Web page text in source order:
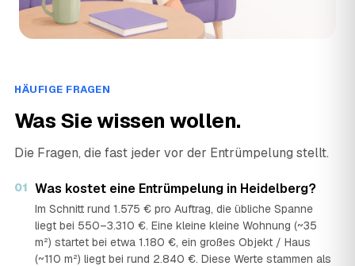
HÄUFIGE FRAGEN
Was Sie wissen wollen.
Die Fragen, die fast jeder vor der Entrümpelung stellt.
01 Was kostet eine Entrümpelung in Heidelberg?
Im Schnitt rund 1.575 € pro Auftrag, die übliche Spanne
liegt bei 550–3.310 €. Eine kleine kleine Wohnung (~35
m²) startet bei etwa 1.180 €, ein großes Objekt / Haus
(~110 m²) liegt bei rund 2.840 €. Diese Werte stammen als